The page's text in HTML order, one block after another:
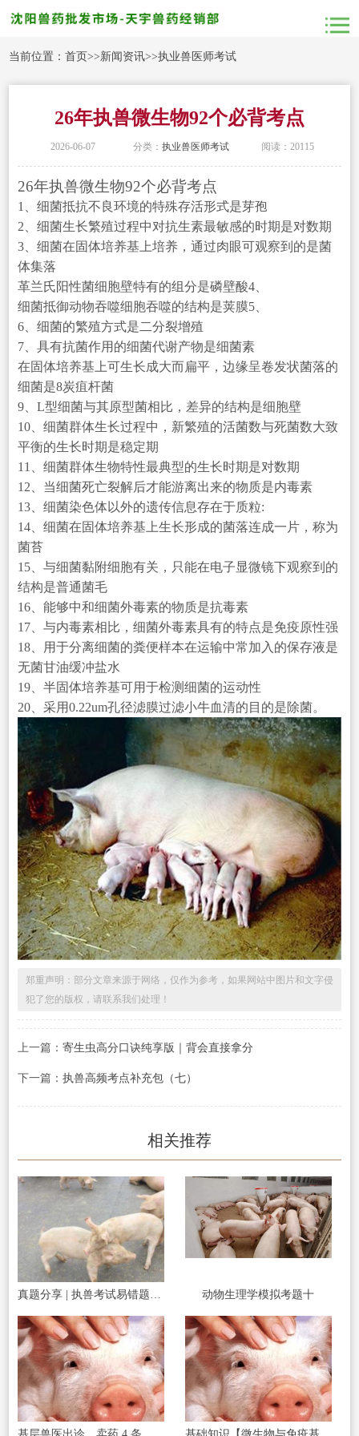
当前位置：首页>>新闻资讯>>执业兽医师考试
26年执兽微生物92个必背考点
2026-06-07 分类： 执业兽医师考试 阅读：20115
26年执兽微生物92个必背考点
1、细菌抵抗不良环境的特殊存活形式是芽孢
2、细菌生长繁殖过程中对抗生素最敏感的时期是对数期
3、细菌在固体培养基上培养，通过肉眼可观察到的是菌
体集落
革兰氏阳性菌细胞壁特有的组分是磷壁酸4、
细菌抵御动物吞噬细胞吞噬的结构是荚膜5、
6、细菌的繁殖方式是二分裂增殖
7、具有抗菌作用的细菌代谢产物是细菌素
在固体培养基上可生长成大而扁平，边缘呈卷发状菌落的
细菌是8炭疽杆菌
9、L型细菌与其原型菌相比，差异的结构是细胞壁
10、细菌群体生长过程中，新繁殖的活菌数与死菌数大致
平衡的生长时期是稳定期
11、细菌群体生物特性最典型的生长时期是对数期
12、当细菌死亡裂解后才能游离出来的物质是内毒素
13、细菌染色体以外的遗传信息存在于质粒:
14、细菌在固体培养基上生长形成的菌落连成一片，称为
菌苔
15、与细菌黏附细胞有关，只能在电子显微镜下观察到的
结构是普通菌毛
16、能够中和细菌外毒素的物质是抗毒素
17、与内毒素相比，细菌外毒素具有的特点是免疫原性强
18、用于分离细菌的粪便样本在运输中常加入的保存液是
无菌甘油缓冲盐水
19、半固体培养基可用于检测细菌的运动性
20、采用0.22um孔径滤膜过滤小牛血清的目的是除菌。
郑重声明：部分文章来源于网络，仅作为参考，如果网站中图片和文字侵
犯了您的版权，请联系我们处理！
上一篇： 寄生虫高分口诀纯享版｜背会直接拿分
下一篇： 执兽高频考点补充包（七）
相关推荐
动物生理学模拟考题十